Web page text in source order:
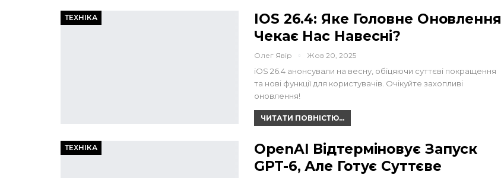
ТЕХНІКА
IOS 26.4: Яке Головне Оновлення
Чекає Нас Навесні?
Олег Явір Жов 20, 2025
iOS 26.4 анонсували на весну, обіцяючи суттєві покращення
та нові функції для користувачів. Очікуйте захопливі
оновлення!
ЧИТАТИ ПОВНІСТЮ...
ТЕХНІКА
OpenAI Відтерміновує Запуск
GPT-6, Але Готує Суттєве